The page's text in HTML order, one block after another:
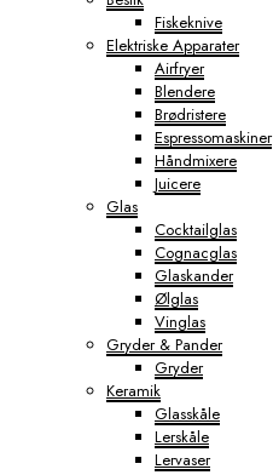
Fiskeknive
Elektriske Apparater
Airfryer
Blendere
Brødristere
Espressomaskiner
Håndmixere
Juicere
Glas
Cocktailglas
Cognacglas
Glaskander
Ølglas
Vinglas
Gryder & Pander
Gryder
Keramik
Glasskåle
Lerskåle
Lervaser